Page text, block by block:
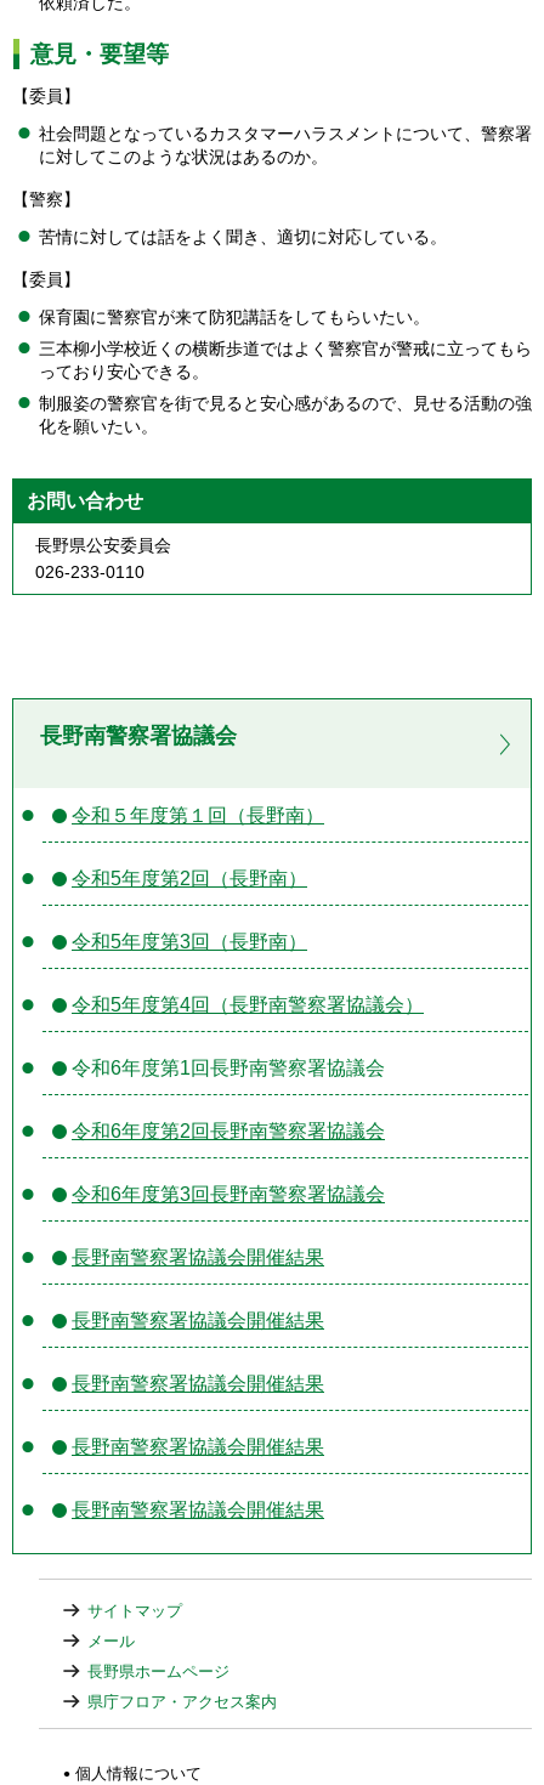
意見・要望等
【委員】
社会問題となっているカスタマーハラスメントについて、警察署
に対してこのような状況はあるのか。
【警察】
苦情に対しては話をよく聞き、適切に対応している。
【委員】
保育園に警察官が来て防犯講話をしてもらいたい。
三本柳小学校近くの横断歩道ではよく警察官が警戒に立ってもら
っており安心できる。
制服姿の警察官を街で見ると安心感があるので、見せる活動の強
化を願いたい。
お問い合わせ
長野県公安委員会
026-233-0110
長野南警察署協議会
令和５年度第１回（長野南）
令和5年度第2回（長野南）
令和5年度第3回（長野南）
令和5年度第4回（長野南警察署協議会）
令和6年度第1回長野南警察署協議会
令和6年度第2回長野南警察署協議会
令和6年度第3回長野南警察署協議会
長野南警察署協議会開催結果
長野南警察署協議会開催結果
長野南警察署協議会開催結果
長野南警察署協議会開催結果
長野南警察署協議会開催結果
サイトマップ
メール
長野県ホームページ
県庁フロア・アクセス案内
個人情報について